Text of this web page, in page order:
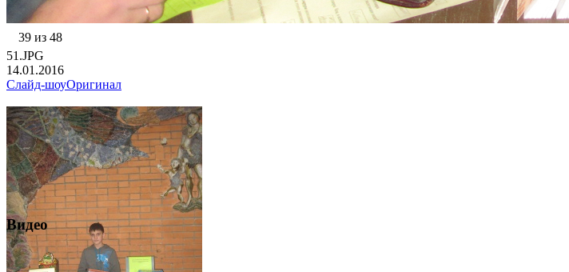
39 из 48
51.JPG
14.01.2016
Слайд-шоуОригинал
Видео